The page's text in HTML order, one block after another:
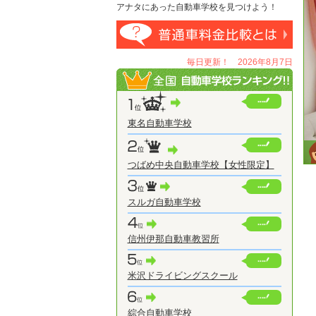
アナタにあった自動車学校を見つけよう！
毎日更新！ 2026年8月7日
東名自動車学校
つばめ中央自動車学校【女性限定】
スルガ自動車学校
信州伊那自動車教習所
米沢ドライビングスクール
綜合自動車学校